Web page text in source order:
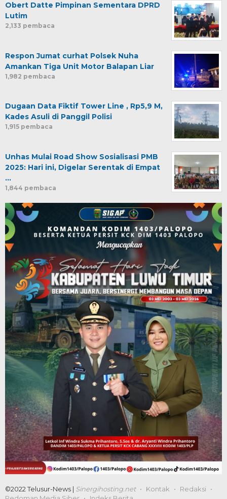
Obert Datte Pimpinan Sementara DPRD
Lutim
2,133 pembaca
Respon Jumat curhat Polsek Nuha
Amankan Tiga Unit Motor Balapan Liar
1,982 pembaca
Dugaan Data Fiktif Tower Line , Rp5,9 M,
Kades Asuli di Panggil Polisi
1,915 pembaca
Unhas Mulai Road Show Sosialisasi PMB
2025: Hari ini, Digelar Serentak di Empat
…
1,844 pembaca
©2022 Telusur-News | Sinergihosting.net Kontak
Redaksi